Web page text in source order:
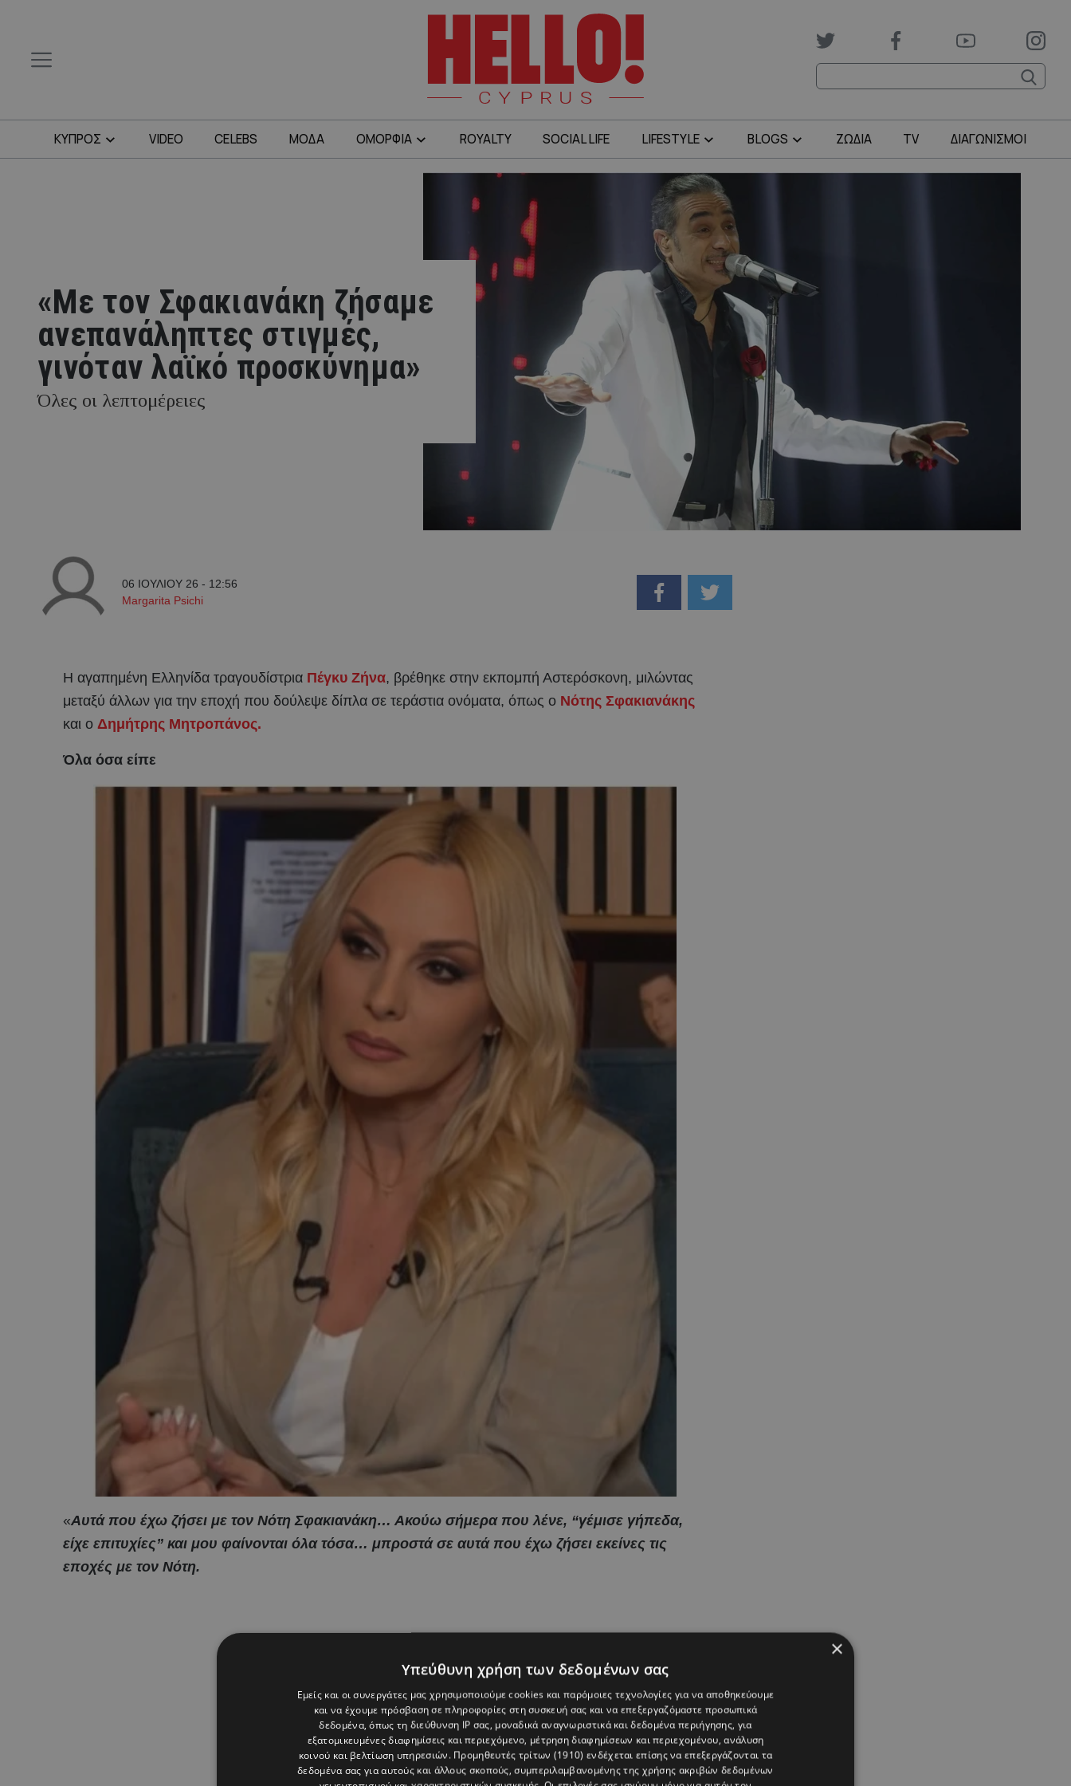
ΚΥΠΡΟΣ VIDEO CELEBS ΜΟΔΑ ΟΜΟΡΦΙΑ ROYALTY SOCIAL LIFE LIFESTYLE BLOGS ΖΩΔΙΑ TV ΔΙΑΓΩΝΙΣΜΟΙ
«Με τον Σφακιανάκη ζήσαμε
ανεπανάληπτες στιγμές,
γινόταν λαϊκό προσκύνημα»
Όλες οι λεπτομέρειες
06 ΙΟΥΛΙΟΥ 26 - 12:56
Margarita Psichi
Η αγαπημένη Ελληνίδα τραγουδίστρια Πέγκυ Ζήνα, βρέθηκε στην εκπομπή Αστερόσκονη, μιλώντας
μεταξύ άλλων για την εποχή που δούλεψε δίπλα σε τεράστια ονόματα, όπως ο Νότης Σφακιανάκης
και ο Δημήτρης Μητροπάνος.
Όλα όσα είπε
«Αυτά που έχω ζήσει με τον Νότη Σφακιανάκη… Ακούω σήμερα που λένε, “γέμισε γήπεδα,
είχε επιτυχίες” και μου φαίνονται όλα τόσα… μπροστά σε αυτά που έχω ζήσει εκείνες τις
εποχές με τον Νότη.
×
Υπεύθυνη χρήση των δεδομένων σας
Εμείς και οι συνεργάτες μας χρησιμοποιούμε cookies και παρόμοιες τεχνολογίες για να αποθηκεύουμε
και να έχουμε πρόσβαση σε πληροφορίες στη συσκευή σας και να επεξεργαζόμαστε προσωπικά
δεδομένα, όπως τη διεύθυνση IP σας, μοναδικά αναγνωριστικά και δεδομένα περιήγησης, για
εξατομικευμένες διαφημίσεις και περιεχόμενο, μέτρηση διαφημίσεων και περιεχομένου, ανάλυση
κοινού και βελτίωση υπηρεσιών. Προμηθευτές τρίτων (1910) ενδέχεται επίσης να επεξεργάζονται τα
δεδομένα σας για αυτούς και άλλους σκοπούς, συμπεριλαμβανομένης της χρήσης ακριβών δεδομένων